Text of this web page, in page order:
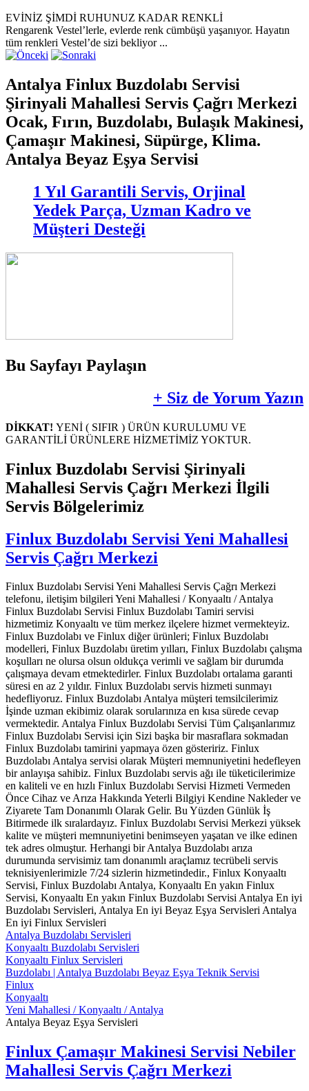
EVİNİZ ŞİMDİ RUHUNUZ KADAR RENKLİ
Rengarenk Vestel’lerle, evlerde renk cümbüşü yaşanıyor. Hayatın
tüm renkleri Vestel’de sizi bekliyor ...
Antalya Finlux Buzdolabı Servisi
Şirinyali Mahallesi Servis Çağrı Merkezi
Ocak, Fırın, Buzdolabı, Bulaşık Makinesi,
Çamaşır Makinesi, Süpürge, Klima.
Antalya Beyaz Eşya Servisi
1 Yıl Garantili Servis, Orjinal
Yedek Parça, Uzman Kadro ve
Müşteri Desteği
Bu Sayfayı Paylaşın
+ Siz de Yorum Yazın
DİKKAT! YENİ ( SIFIR ) ÜRÜN KURULUMU VE
GARANTİLİ ÜRÜNLERE HİZMETİMİZ YOKTUR.
Finlux Buzdolabı Servisi Şirinyali
Mahallesi Servis Çağrı Merkezi İlgili
Servis Bölgelerimiz
Finlux Buzdolabı Servisi Yeni Mahallesi
Servis Çağrı Merkezi
Finlux Buzdolabı Servisi Yeni Mahallesi Servis Çağrı Merkezi
telefonu, iletişim bilgileri Yeni Mahallesi / Konyaaltı / Antalya
Finlux Buzdolabı Servisi Finlux Buzdolabı Tamiri servisi
hizmetimiz Konyaaltı ve tüm merkez ilçelere hizmet vermekteyiz.
Finlux Buzdolabı ve Finlux diğer ürünleri; Finlux Buzdolabı
modelleri, Finlux Buzdolabı üretim yılları, Finlux Buzdolabı çalışma
koşulları ne olursa olsun oldukça verimli ve sağlam bir durumda
çalışmaya devam etmektedirler. Finlux Buzdolabı ortalama garanti
süresi en az 2 yıldır. Finlux Buzdolabı servis hizmeti sunmayı
hedefliyoruz. Finlux Buzdolabı Antalya müşteri temsilcilerimiz
İşinde uzman ekibimiz olarak sorularınıza en kısa sürede cevap
vermektedir. Antalya Finlux Buzdolabı Servisi Tüm Çalışanlarımız
Finlux Buzdolabı Servisi için Sizi başka bir masraflara sokmadan
Finlux Buzdolabı tamirini yapmaya özen gösteririz. Finlux
Buzdolabı Antalya servisi olarak Müşteri memnuniyetini hedefleyen
bir anlayışa sahibiz. Finlux Buzdolabı servis ağı ile tüketicilerimize
en kaliteli ve en hızlı Finlux Buzdolabı Servisi Hizmeti Vermeden
Önce Cihaz ve Arıza Hakkında Yeterli Bilgiyi Kendine Nakleder ve
Ziyarete Tam Donanımlı Olarak Gelir. Bu Yüzden Günlük İş
Bitirmede ilk sıralardayız. Finlux Buzdolabı Servisi Merkezi yüksek
kalite ve müşteri memnuniyetini benimseyen yaşatan ve ilke edinen
tek adres olmuştur. Herhangi bir Antalya Buzdolabı arıza
durumunda servisimiz tam donanımlı araçlamız tecrübeli servis
teknisiyenlerimizle 7/24 sizlerin hizmetindedir., Finlux Konyaaltı
Servisi, Finlux Buzdolabı Antalya, Konyaaltı En yakın Finlux
Servisi, Konyaaltı En yakın Finlux Buzdolabı Servisi Antalya En iyi
Buzdolabı Servisleri, Antalya En iyi Beyaz Eşya Servisleri Antalya
En iyi Finlux Servisleri
Antalya Buzdolabı Servisleri
Konyaaltı Buzdolabı Servisleri
Konyaaltı Finlux Servisleri
Buzdolabı | Antalya Buzdolabı Beyaz Eşya Teknik Servisi
Finlux
Konyaaltı
Yeni Mahallesi / Konyaaltı / Antalya
Antalya Beyaz Eşya Servisleri
Finlux Çamaşır Makinesi Servisi Nebiler
Mahallesi Servis Çağrı Merkezi